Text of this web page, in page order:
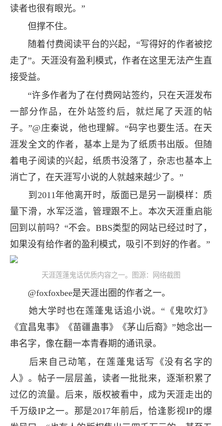
读者也很有眼光。”
但撑不住。
随着付费阅读平台的兴起，“写得好的作者被挖
走了”。天涯没有盈利模式，作者在这里无法产生直
接受益。
“许多作者为了在付费网站签约，只在天涯发布
一部分作品，在外站签约后，就烂尾了天涯的帖
子。”@庄秦说，他也理解。“码字也要生活。在天
涯发全文的作者，基本上是为了纸质书出版。但随
着电子阅读的兴起，纸质书没落了，杂志也基本上
消亡了，在天涯写小说的人就越来越少了。”
到2011年他离开时，版面已是另一副模样：质
量下滑，水军泛滥，管理跟不上。本次天涯重启能
回到以前吗？“不会。BBS类型的网站已经过时了，
如果没有给作者的盈利模式，吸引不到好的作者。”
天涯莲蓬鬼话优质内容之一。图源：网络截图
@foxfoxbee是天涯出圈的作者之一。
她大学时也在莲蓬鬼话追小说。“《鬼吹灯》
《宜昌鬼事》《苗疆蛊事》《茅山后裔》”她念出一
串名字，像在翻一本青春期的通讯录。
后来自己动笔，在莲蓬鬼话写《没有名字的
人》。帖子一层层盖，读者一批批来，逐渐积累了
过亿的流量。后来，版权被看中，成为天涯走出的
千万级IP之一。那是2017年前后，恰逢影视IP的爆